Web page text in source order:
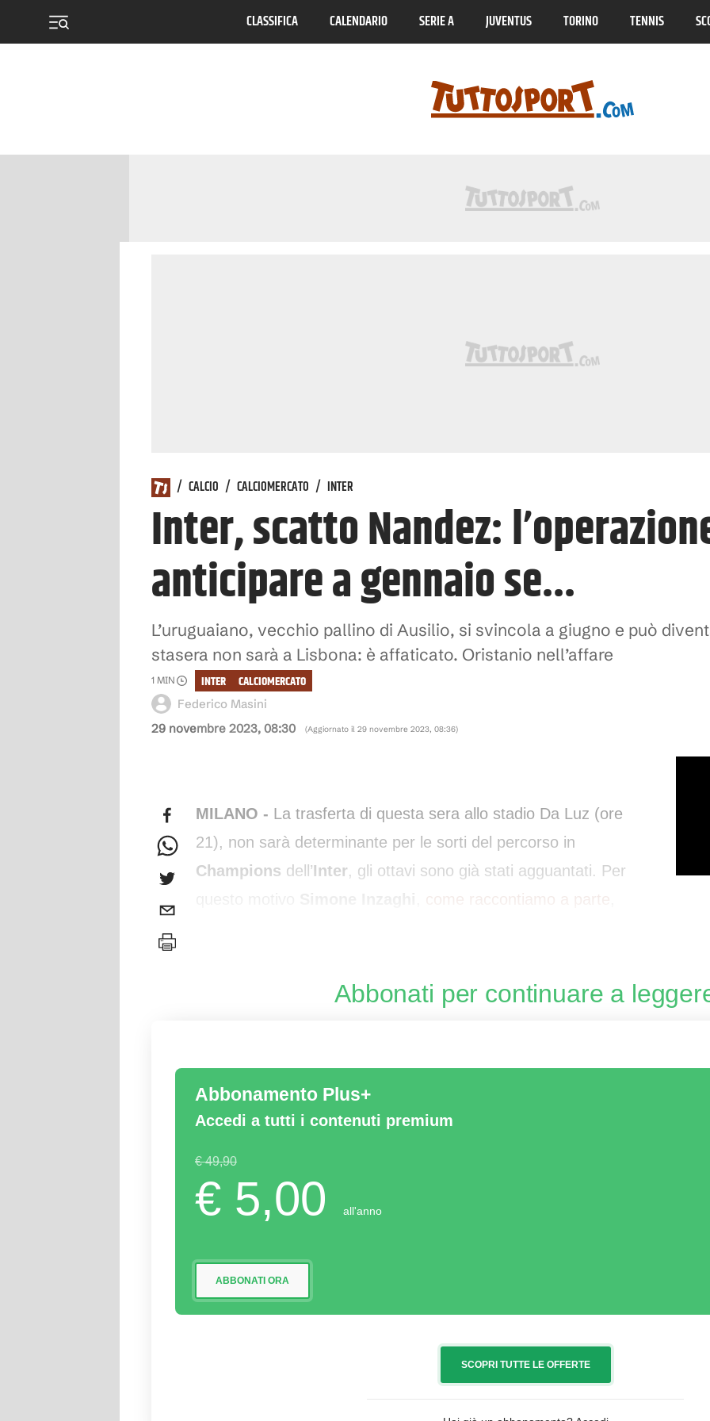
CLASSIFICA CALENDARIO SERIE A JUVENTUS TORINO TENNIS
/ CALCIO / CALCIOMERCATO / INTER
Inter, scatto Nandez:
anticipare a gennaio se...
L’uruguaiano, vecchio pallino di Ausilio, si svincola a giugno e può
stasera non sarà a Lisbona: è affaticato. Oristanio nell’affare
29 novembre 2023, 08:30 (Aggiornato il 29 novembre 2023, 08:36)
Federico Masini
1 MIN CALCIOMERCATO
INTER
MILANO - La trasferta di questa sera allo stadio Da Luz (ore
21), non sarà determinante per le sorti del percorso in
Champions dell’Inter, gli ottavi sono già stati agguantati. Per
come raccontiamo a parte
Abbonati per continuare a
Abbonamento Plus+
Accedi a tutti i contenuti premium
€ 49,90
€ 5,00 all'anno
ABBONATI ORA
SCOPRI TUTTE LE OFFERTE